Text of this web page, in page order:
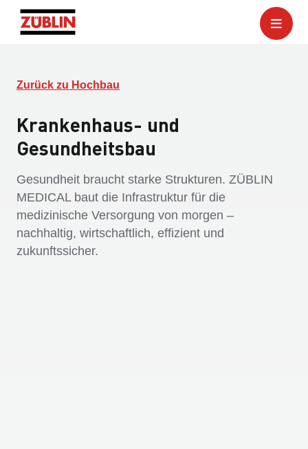
Zurück zu Hochbau
Krankenhaus- und
Gesundheitsbau
Gesundheit braucht starke Strukturen. ZÜBLIN
MEDICAL baut die Infrastruktur für die
medizinische Versorgung von morgen –
nachhaltig, wirtschaftlich, effizient und
zukunftssicher.